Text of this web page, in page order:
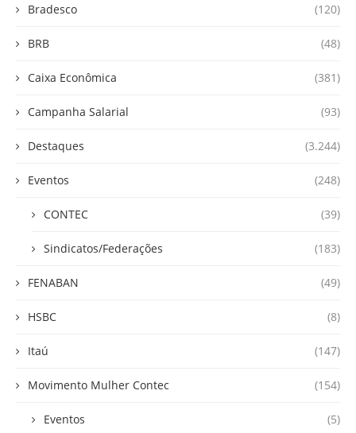
Bradesco (120)
BRB (48)
Caixa Econômica (381)
Campanha Salarial (93)
Destaques (3.244)
Eventos (248)
CONTEC (39)
Sindicatos/Federações (183)
FENABAN (49)
HSBC (8)
Itaú (147)
Movimento Mulher Contec (154)
Eventos (5)